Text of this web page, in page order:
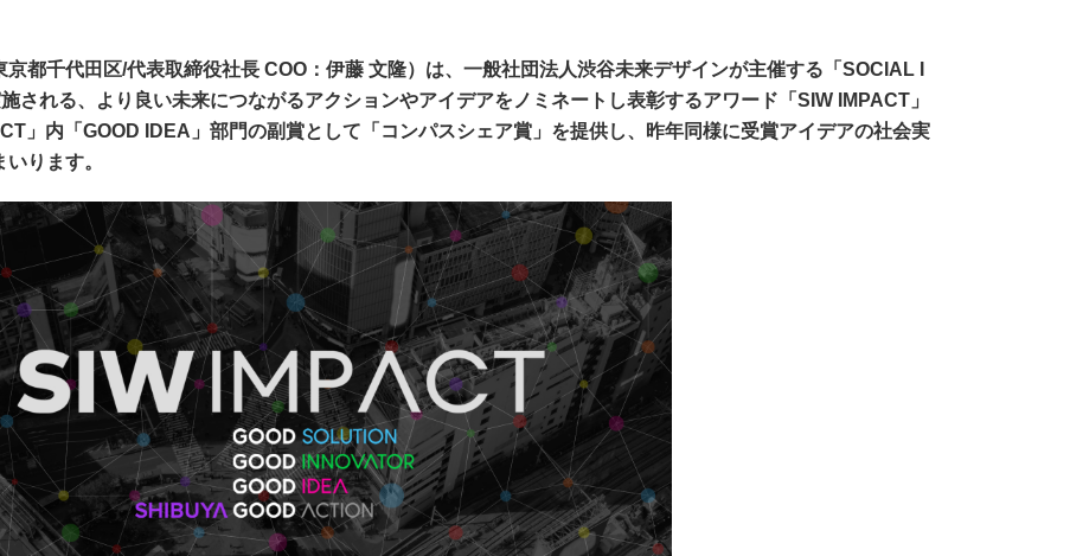
都千代田区/代表取締役社長 COO：伊藤 文隆）は、一般社団法人渋谷未来デザインが主催する「SOCIAL I
される、より良い未来につながるアクションやアイデアをノミネートし表彰するアワード「SIW IMPACT」
」内「GOOD IDEA」部門の副賞として「コンパスシェア賞」を提供し、昨年同様に受賞アイデアの社会実
ります。